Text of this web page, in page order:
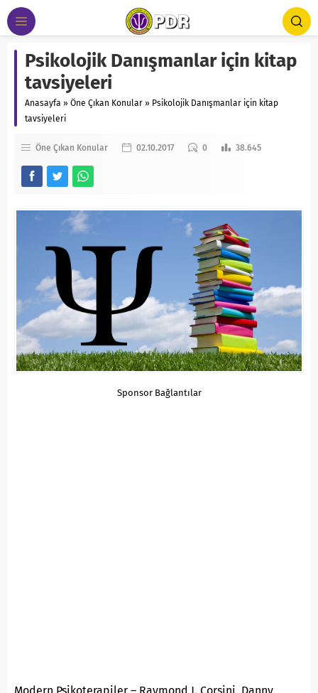
Psikolojik Danışmanlar için kitap
tavsiyeleri
Anasayfa » Öne Çıkan Konular » Psikolojik Danışmanlar için kitap
tavsiyeleri
Öne Çıkan Konular 02.10.2017 0 38.645
Sponsor Bağlantılar